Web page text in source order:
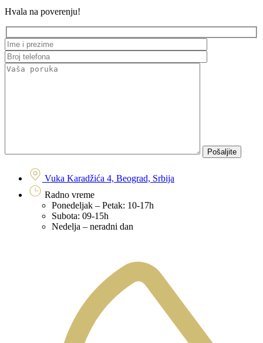
Hvala na poverenju!
Pošaljite
Vuka Karadžića 4, Beograd, Srbija
Radno vreme
Ponedeljak – Petak: 10-17h
Subota: 09-15h
Nedelja – neradni dan